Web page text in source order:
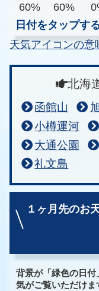
60%
60%
日付をタップす
天気アイコンの意
北海
函館山
小樽運河
大通公園
礼文島
１ヶ月先のお
背景が「緑色の日
気がご覧いただけま